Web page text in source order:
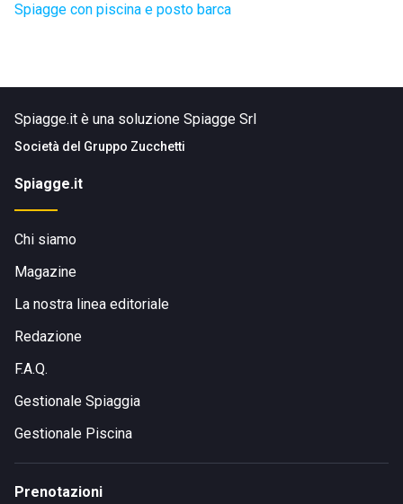
Spiagge con piscina e posto barca
Spiagge.it è una soluzione Spiagge Srl
Società del Gruppo Zucchetti
Spiagge.it
Chi siamo
Magazine
La nostra linea editoriale
Redazione
F.A.Q.
Gestionale Spiaggia
Gestionale Piscina
Prenotazioni